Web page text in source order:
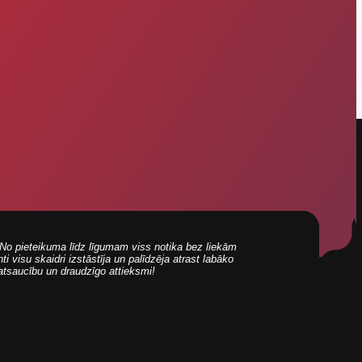
pieteikuma līdz līgumam viss notika bez liekām
visu skaidri izstāstīja un palīdzēja atrast labāko
un draudzīgo attieksmi!